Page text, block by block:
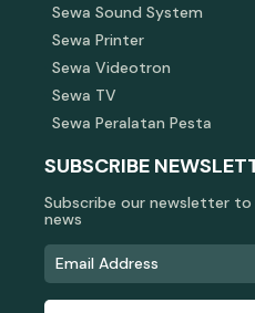
Sewa Sound System
Sewa Printer
Sewa Videotron
Sewa TV
Sewa Peralatan Pesta
SUBSCRIBE
Subscribe our newsletter
news